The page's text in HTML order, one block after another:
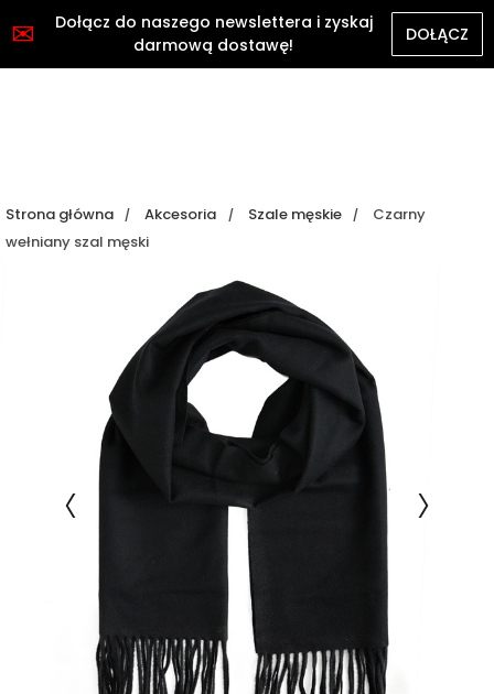
Strona główna Akcesoria Szale męskie
Czarny
wełniany szal męski
✉
Dołącz do naszego newslettera i zyskaj
darmową dostawę!
DOŁĄCZ